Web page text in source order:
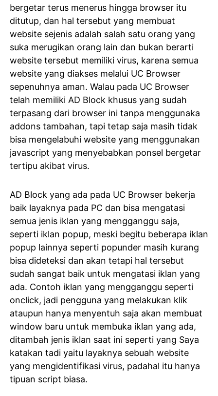
bergetar terus menerus hingga browser itu
ditutup, dan hal tersebut yang membuat
website sejenis adalah salah satu orang yang
suka merugikan orang lain dan bukan berarti
website tersebut memiliki virus, karena semua
website yang diakses melalui UC Browser
sepenuhnya aman. Walau pada UC Browser
telah memiliki AD Block khusus yang sudah
terpasang dari browser ini tanpa menggunaka
addons tambahan, tapi tetap saja masih tidak
bisa mengelabuhi website yang menggunakan
javascript yang menyebabkan ponsel bergetar
tertipu akibat virus.
AD Block yang ada pada UC Browser bekerja
baik layaknya pada PC dan bisa mengatasi
semua jenis iklan yang mengganggu saja,
seperti iklan popup, meski begitu beberapa iklan
popup lainnya seperti popunder masih kurang
bisa dideteksi dan akan tetapi hal tersebut
sudah sangat baik untuk mengatasi iklan yang
ada. Contoh iklan yang mengganggu seperti
onclick, jadi pengguna yang melakukan klik
ataupun hanya menyentuh saja akan membuat
window baru untuk membuka iklan yang ada,
ditambah jenis iklan saat ini seperti yang Saya
katakan tadi yaitu layaknya sebuah website
yang mengidentifikasi virus, padahal itu hanya
tipuan script biasa.